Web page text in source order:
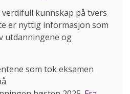
kunnskap på tvers
er nyttig informasjon som
utdanningene og
som tok eksamen